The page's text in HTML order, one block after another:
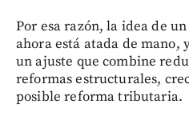
Por esa razón, la idea de
ahora está atada de mano,
un ajuste que combine
reformas estructurales,
posible reforma tributaria.